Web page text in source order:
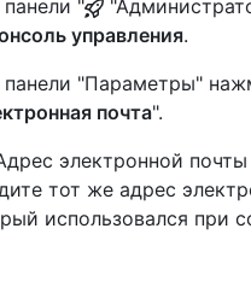
"
управления.
"Параметры"
почта".
электронной почты
тот же адрес
использовался при